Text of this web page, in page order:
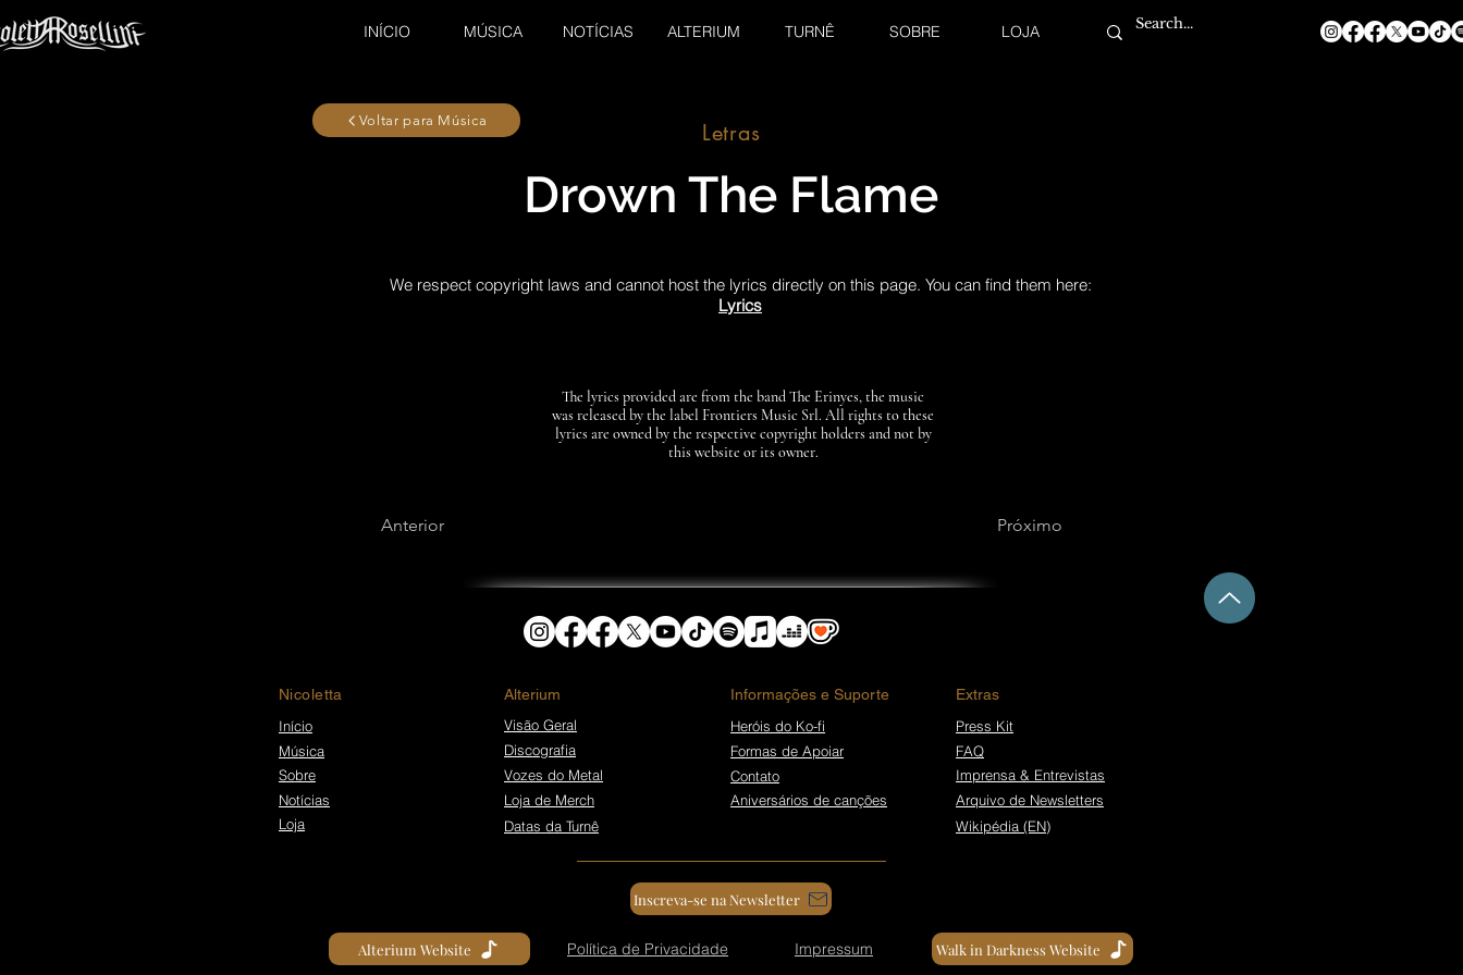
INÍCIO MÚSICA NOTÍCIAS ALTERIUM TURNÊ SOBRE LOJA
Voltar para Música Letras
Drown The Flame
We respect copyright laws and cannot host the lyrics directly on this page. You can find them here:
Lyrics
The lyrics provided are from the band The Erinyes, the music
was released by the label Frontiers Music Srl. All rights to these
lyrics are owned by the respective copyright holders and not by
this website or its owner.
Anterior Próximo
Nicoletta ​Alterium Informações e Suporte
Extras
Início
Visão Geral Heróis do Ko-fi
Press Kit
Música
Discografia Formas de Apoiar
FAQ
Sobre
Vozes do Metal Contato
Imprensa & Entrevistas
Notícias
Loja de Merch Aniversários de canções
Arquivo de Newsletters
Loja
Datas da Turnê Wikipédia (EN)
Inscreva-se na Newsletter
Alterium Website Política de Privacidade Impressum Walk in Darkness Website